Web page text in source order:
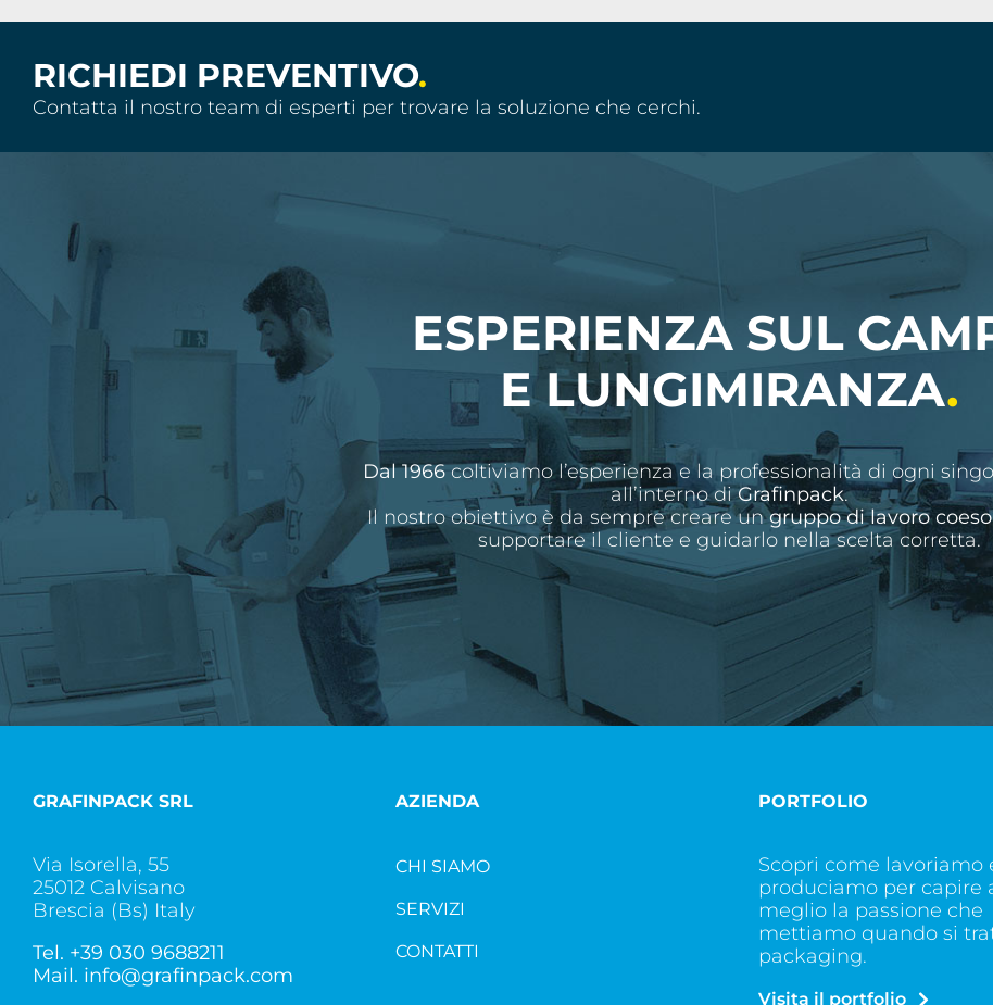
RICHIEDI PREVENTIVO.
Contatta il nostro team di esperti per trovare la soluzione che cerchi.
ESPERIENZA SUL
E LUNGIMIRANZA.
Dal 1966coltiviamo l’esperienza e la professionalità di ogni
all’interno diGrafinpack.
Il nostro obiettivo è da sempre creare ungruppo di lavoro coeso
supportare il cliente e guidarlo nella scelta corretta.
GRAFINPACK SRL
Via Isorella, 55
25012 Calvisano
Brescia (Bs) Italy
Tel. +39 030 9688211
Mail. info@grafinpack.com
AZIENDA
CHI SIAMO
SERVIZI
CONTATTI
PORTFOLIO
Scopri come lavoriamo
produciamo per capire
meglio la passione che
mettiamo quando si
packaging.
Visita il portfolio